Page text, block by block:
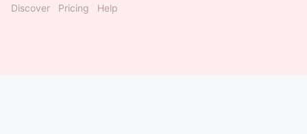
Discover Pricing Help